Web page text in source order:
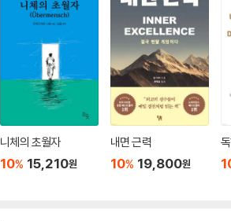
니체의 초월자
10% 15,210원
내면 근력
10% 19,800원